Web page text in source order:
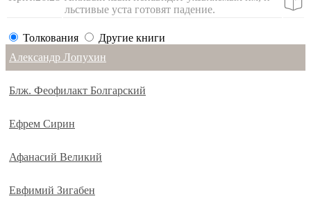
льстивые уста готовят падение.
Толкования
Другие книги
Александр Лопухин
Блж. Феофилакт Болгарский
Ефрем Сирин
Афанасий Великий
Евфимий Зигабен